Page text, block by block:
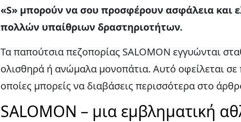
«S» μπορούν να σου προσφέρουν ασφάλεια και
πολλών υπαίθριων δραστηριοτήτων.
Τα παπούτσια πεζοπορίας SALOMON εγγυώνται
ολισθηρά ή ανώμαλα μονοπάτια. Αυτό οφείλεται σε
οποίες μπορείς να διαβάσεις περισσότερα στο
SALOMON – μια εμβληματική